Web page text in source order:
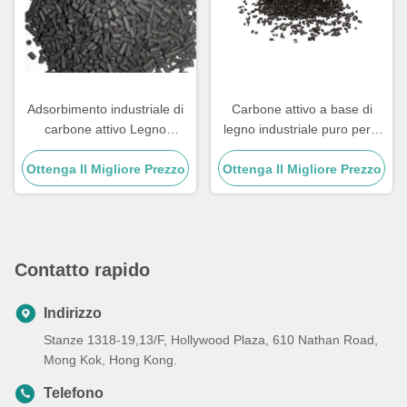
Adsorbimento industriale di
carbone attivo Legno
derivato di carbone attivo
Ottenga Il Migliore Prezzo
Carbone attivo a base di
legno industriale puro per il
miglioramento del suolo
Ottenga Il Migliore Prezzo
Contatto rapido
Indirizzo
Stanze 1318-19,13/F, Hollywood Plaza, 610 Nathan Road,
Mong Kok, Hong Kong.
Telefono